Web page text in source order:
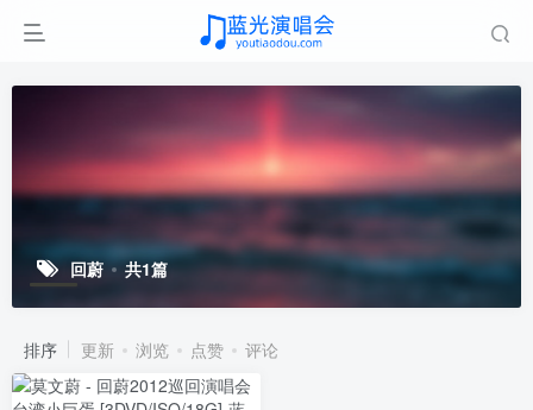
回蔚 共1篇
排序 更新 浏览 点赞 评论